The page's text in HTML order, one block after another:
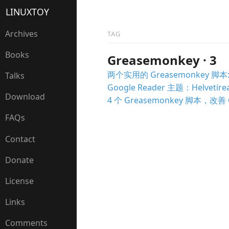
LINUXTOY
Archives
Books
Talks
Download
FAQs
Contact
Donate
License
Links
Comments
TAG
Greasemonkey · 3
两个实用的 Greasemonkey 脚
Google Reader 主题：
4 个 Greasemonkey 脚本，改